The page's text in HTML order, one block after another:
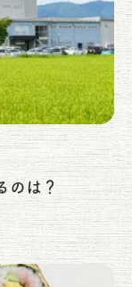
のは？